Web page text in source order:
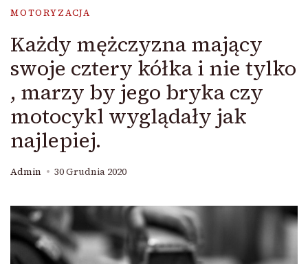
MOTORYZACJA
Każdy mężczyzna mający
swoje cztery kółka i nie tylko
, marzy by jego bryka czy
motocykl wyglądały jak
najlepiej.
Admin 30 Grudnia 2020